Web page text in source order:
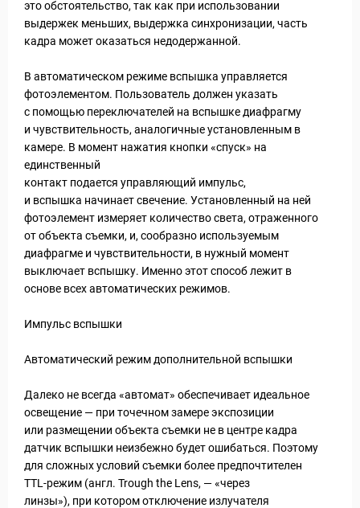
это обстоятельство, так как при использовании
выдержек меньших, выдержка синхронизации, часть
кадра может оказаться недодержанной.
В автоматическом режиме вспышка управляется
фотоэлементом. Пользователь должен указать
с помощью переключателей на вспышке диафрагму
и чувствительность, аналогичные установленным в
камере. В момент нажатия кнопки «спуск» на
единственный
контакт подается управляющий импульс,
и вспышка начинает свечение. Установленный на ней
фотоэлемент измеряет количество света, отраженного
от объекта съемки, и, сообразно используемым
диафрагме и чувствительности, в нужный момент
выключает вспышку. Именно этот способ лежит в
основе всех автоматических режимов.
Импульс вспышки
Автоматический режим дополнительной вспышки
Далеко не всегда «автомат» обеспечивает идеальное
освещение — при точечном замере экспозиции
или размещении объекта съемки не в центре кадра
датчик вспышки неизбежно будет ошибаться. Поэтому
для сложных условий съемки более предпочтителен
TTL-режим (англ. Trough the Lens, — «через
линзы»), при котором отключение излучателя